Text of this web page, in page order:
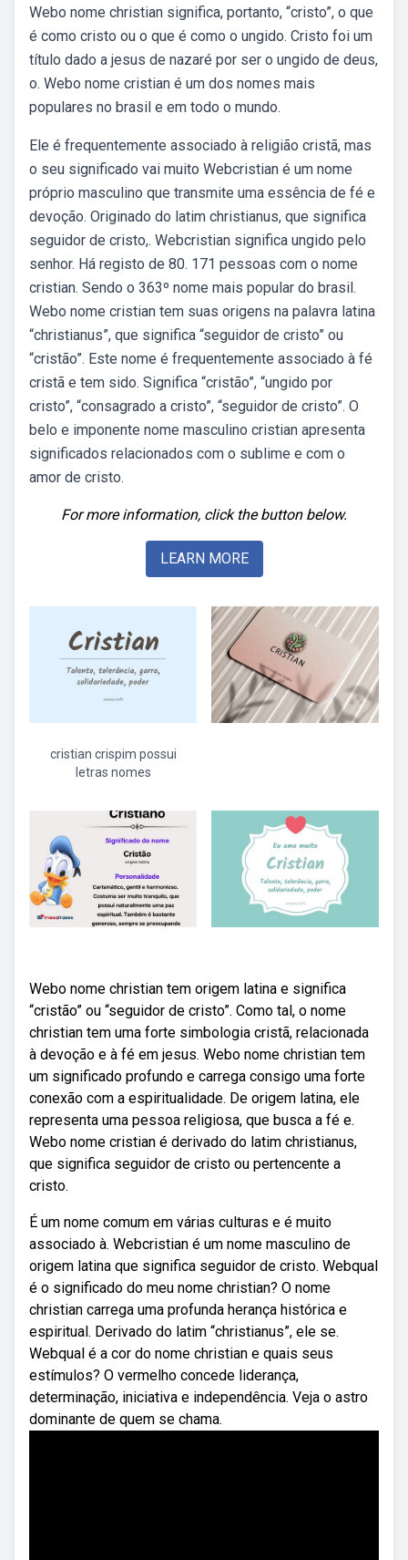
Webo nome christian significa, portanto, “cristo”, o que
é como cristo ou o que é como o ungido. Cristo foi um
título dado a jesus de nazaré por ser o ungido de deus,
o. Webo nome cristian é um dos nomes mais
populares no brasil e em todo o mundo.
Ele é frequentemente associado à religião cristã, mas
o seu significado vai muito Webcristian é um nome
próprio masculino que transmite uma essência de fé e
devoção. Originado do latim christianus, que significa
seguidor de cristo,. Webcristian significa ungido pelo
senhor. Há registo de 80. 171 pessoas com o nome
cristian. Sendo o 363º nome mais popular do brasil.
Webo nome cristian tem suas origens na palavra latina
“christianus”, que significa “seguidor de cristo” ou
“cristão”. Este nome é frequentemente associado à fé
cristã e tem sido. Significa “cristão”, “ungido por
cristo”, “consagrado a cristo”, “seguidor de cristo”. O
belo e imponente nome masculino cristian apresenta
significados relacionados com o sublime e com o
amor de cristo.
For more information, click the button below.
LEARN MORE
cristian crispim possui
letras nomes
Webo nome christian tem origem latina e significa
“cristão” ou “seguidor de cristo”. Como tal, o nome
christian tem uma forte simbologia cristã, relacionada
à devoção e à fé em jesus. Webo nome christian tem
um significado profundo e carrega consigo uma forte
conexão com a espiritualidade. De origem latina, ele
representa uma pessoa religiosa, que busca a fé e.
Webo nome cristian é derivado do latim christianus,
que significa seguidor de cristo ou pertencente a
cristo.
É um nome comum em várias culturas e é muito
associado à. Webcristian é um nome masculino de
origem latina que significa seguidor de cristo. Webqual
é o significado do meu nome christian? O nome
christian carrega uma profunda herança histórica e
espiritual. Derivado do latim “christianus”, ele se.
Webqual é a cor do nome christian e quais seus
estímulos? O vermelho concede liderança,
determinação, iniciativa e independência. Veja o astro
dominante de quem se chama.